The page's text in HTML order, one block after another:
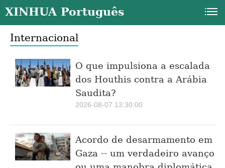
XINHUA Português
Internacional
O que impulsiona a escalada
dos Houthis contra a Arábia
Saudita?
2026-08-07 13:30:00
Acordo de desarmamento em
Gaza -- um verdadeiro avanço